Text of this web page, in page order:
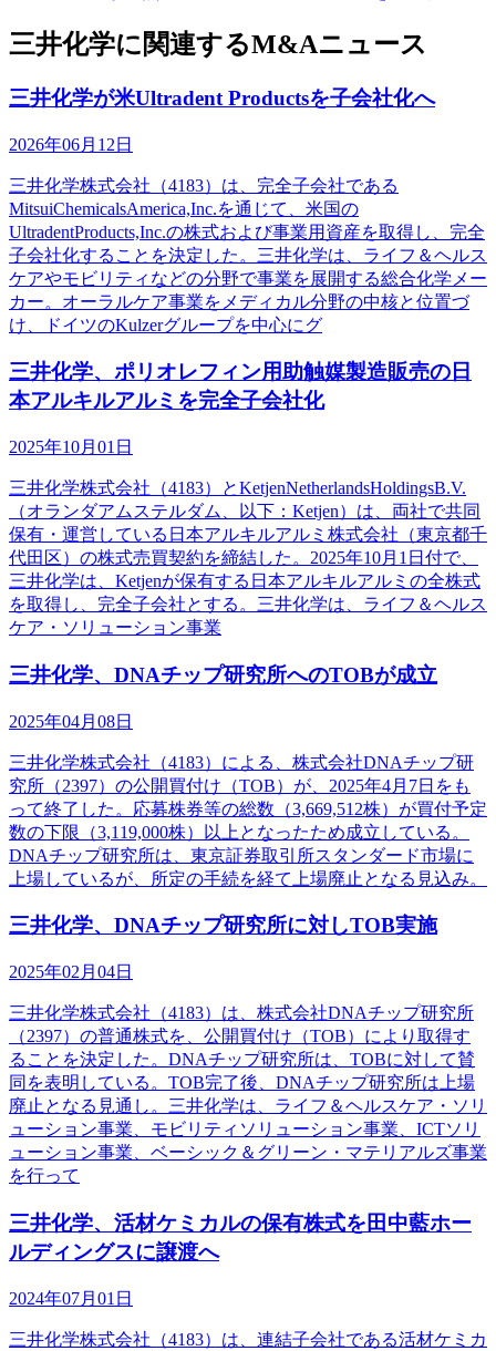
三井化学に関連するM&Aニュース
三井化学が米Ultradent Productsを子会社化へ
2026年06月12日
三井化学株式会社（4183）は、完全子会社である
MitsuiChemicalsAmerica,Inc.を通じて、米国の
UltradentProducts,Inc.の株式および事業用資産を取得し、完全
子会社化することを決定した。三井化学は、ライフ＆ヘルス
ケアやモビリティなどの分野で事業を展開する総合化学メー
カー。オーラルケア事業をメディカル分野の中核と位置づ
け、ドイツのKulzerグループを中心にグ
三井化学、ポリオレフィン用助触媒製造販売の日
本アルキルアルミを完全子会社化
2025年10月01日
三井化学株式会社（4183）とKetjenNetherlandsHoldingsB.V.
（オランダアムステルダム、以下：Ketjen）は、両社で共同
保有・運営している日本アルキルアルミ株式会社（東京都千
代田区）の株式売買契約を締結した。2025年10月1日付で、
三井化学は、Ketjenが保有する日本アルキルアルミの全株式
を取得し、完全子会社とする。三井化学は、ライフ＆ヘルス
ケア・ソリューション事業
三井化学、DNAチップ研究所へのTOBが成立
2025年04月08日
三井化学株式会社（4183）による、株式会社DNAチップ研
究所（2397）の公開買付け（TOB）が、2025年4月7日をも
って終了した。応募株券等の総数（3,669,512株）が買付予定
数の下限（3,119,000株）以上となったため成立している。
DNAチップ研究所は、東京証券取引所スタンダード市場に
上場しているが、所定の手続を経て上場廃止となる見込み。
三井化学、DNAチップ研究所に対しTOB実施
2025年02月04日
三井化学株式会社（4183）は、株式会社DNAチップ研究所
（2397）の普通株式を、公開買付け（TOB）により取得す
ることを決定した。DNAチップ研究所は、TOBに対して賛
同を表明している。TOB完了後、DNAチップ研究所は上場
廃止となる見通し。三井化学は、ライフ＆ヘルスケア・ソリ
ューション事業、モビリティソリューション事業、ICTソリ
ューション事業、ベーシック＆グリーン・マテリアルズ事業
を行って
三井化学、活材ケミカルの保有株式を田中藍ホー
ルディングスに譲渡へ
2024年07月01日
三井化学株式会社（4183）は、連結子会社である活材ケミカ